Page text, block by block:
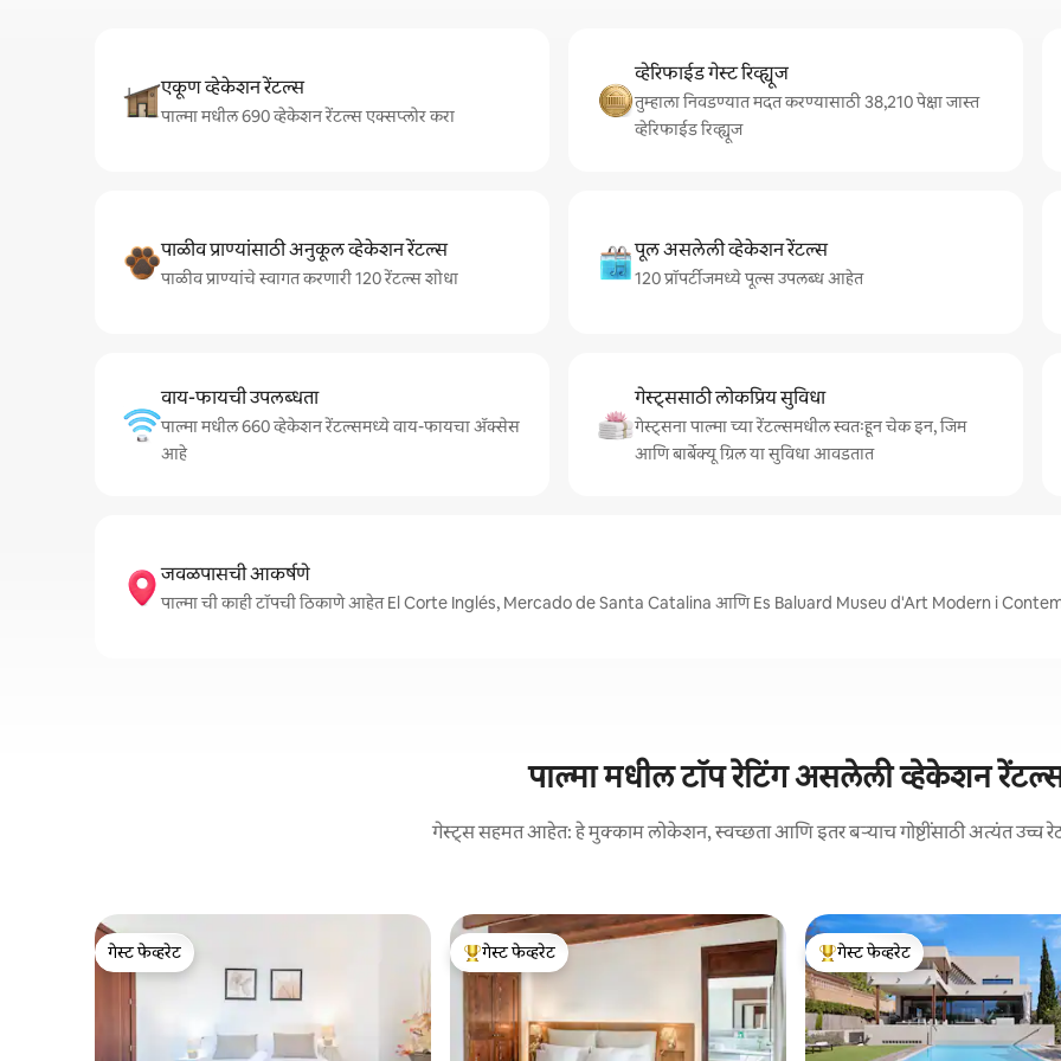
एकूण व्हेकेशन रेंटल्स
पाल्मा मधील 690 व्हेकेशन रेंटल्स एक्सप्लोर करा
व्हेरिफाईड गेस्ट रिव्ह्यूज
तुम्हाला निवडण्यात मदत करण्यासाठी 38,210 पेक्षा जास्त
व्हेरिफाईड रिव्ह्यूज
पाळीव प्राण्यांसाठी अनुकूल व्हेकेशन रेंटल्स
पाळीव प्राण्यांचे स्वागत करणारी 120 रेंटल्स शोधा
पूल असलेली व्हेकेशन रेंटल्स
120 प्रॉपर्टीजमध्ये पूल्स उपलब्ध आहेत
वाय-फायची उपलब्धता
पाल्मा मधील 660 व्हेकेशन रेंटल्समध्ये वाय-फायचा अ‍ॅक्सेस
आहे
गेस्ट्ससाठी लोकप्रिय सुविधा
गेस्ट्सना पाल्मा च्या रेंटल्समधील स्वतःहून चेक इन, जिम
आणि बार्बेक्यू ग्रिल या सुविधा आवडतात
जवळपासची आकर्षणे
पाल्मा ची काही टॉपची ठिकाणे आहेत El Corte Inglés, Mercado de Santa Catalina आणि Es Baluard Museu d'Art Modern i
पाल्मा मधील टॉप रेटिंग असलेली व्हेकेशन
गेस्ट्स सहमत आहेत: हे मुक्काम लोकेशन, स्वच्छता आणि इतर बऱ्याच गोष्टींसाठी अत्यंत
गेस्ट फेव्हरेट
गेस्ट फेव्हरेट
टॉप गेस्ट फेव्हरेट
गेस्ट फेव्हरेट
टॉप गेस्ट फेव्हरेट
गेस्ट फेव्हरेट